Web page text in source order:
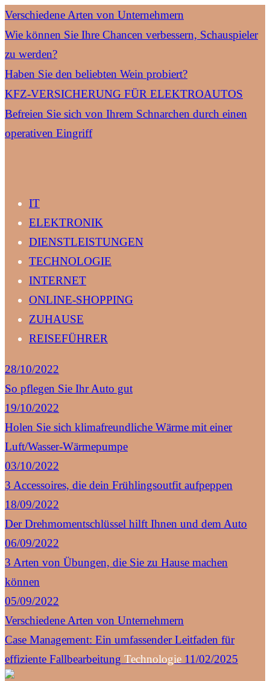
Verschiedene Arten von Unternehmern
Wie können Sie Ihre Chancen verbessern, Schauspieler
zu werden?
Haben Sie den beliebten Wein probiert?
KFZ-VERSICHERUNG FÜR ELEKTROAUTOS
Befreien Sie sich von Ihrem Schnarchen durch einen
operativen Eingriff
IT
ELEKTRONIK
DIENSTLEISTUNGEN
TECHNOLOGIE
INTERNET
ONLINE-SHOPPING
ZUHAUSE
REISEFÜHRER
28/10/2022
So pflegen Sie Ihr Auto gut
19/10/2022
Holen Sie sich klimafreundliche Wärme mit einer
Luft/Wasser-Wärmepumpe
03/10/2022
3 Accessoires, die dein Frühlingsoutfit aufpeppen
18/09/2022
Der Drehmomentschlüssel hilft Ihnen und dem Auto
06/09/2022
3 Arten von Übungen, die Sie zu Hause machen
können
05/09/2022
Verschiedene Arten von Unternehmern
Case Management: Ein umfassender Leitfaden für
effiziente Fallbearbeitung Technologie 11/02/2025